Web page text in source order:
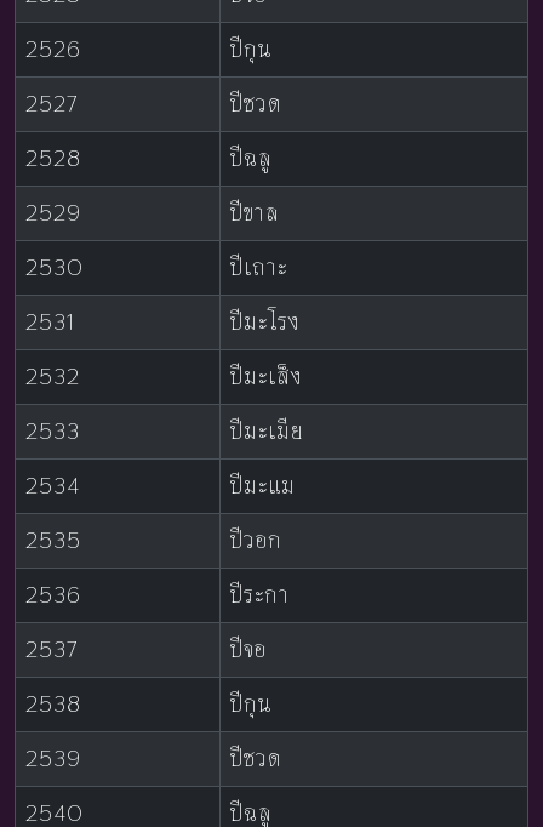
2526
ปีกุน
2527
ปีชวด
2528
ปีฉลู
2529
ปีขาล
2530
ปีเถาะ
2531
ปีมะโรง
2532
ปีมะเส็ง
2533
ปีมะเมีย
2534
ปีมะแม
2535
ปีวอก
2536
ปีระกา
2537
ปีจอ
2538
ปีกุน
2539
ปีชวด
2540
ปีฉลู